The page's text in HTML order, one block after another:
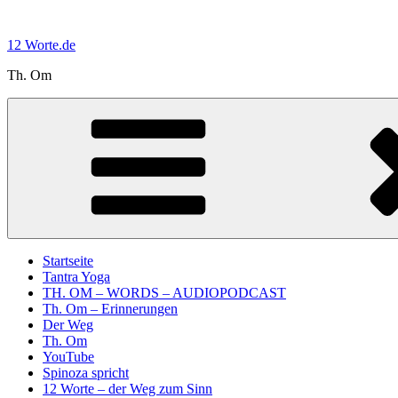
springen
12 Worte.de
Th. Om
Startseite
Tantra Yoga
TH. OM – WORDS – AUDIOPODCAST
Th. Om – Erinnerungen
Der Weg
Th. Om
YouTube
Spinoza spricht
12 Worte – der Weg zum Sinn